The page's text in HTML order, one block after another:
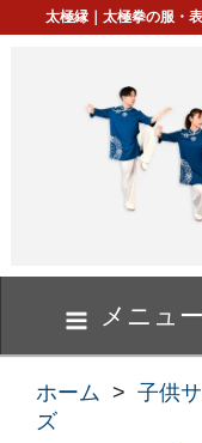
太極縁｜太極拳の服・
メニュー
ホーム > 子供
ズ